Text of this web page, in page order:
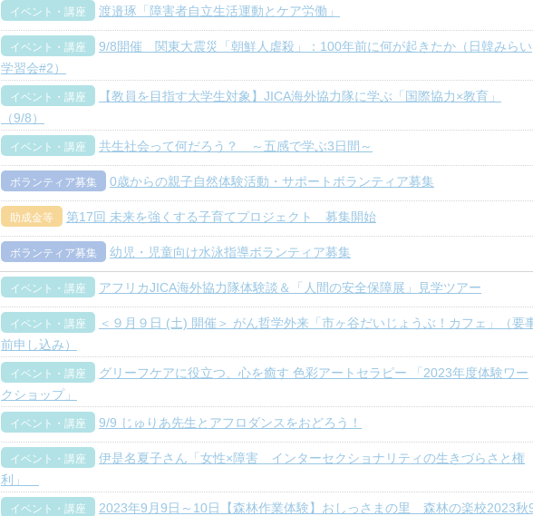
イベント・講座 渡邉琢「障害者自立生活運動とケア労働」
イベント・講座
9/8開催 関東大震災「朝鮮人虐殺」：100年前に何が起きたか（日韓みらい
学習会#2）
イベント・講座
【教員を目指す大学生対象】JICA海外協力隊に学ぶ「国際協力×教育」
（9/8）
イベント・講座 共生社会って何だろう？ ～五感で学ぶ3日間～
ボランティア募集 0歳からの親子自然体験活動・サポートボランティア募集
助成金等 第17回 未来を強くする子育てプロジェクト 募集開始
ボランティア募集 幼児・児童向け水泳指導ボランティア募集
イベント・講座 アフリカJICA海外協力隊体験談＆「人間の安全保障展」見学ツアー
イベント・講座
＜９月９日 (土) 開催＞ がん哲学外来「市ヶ谷だいじょうぶ！カフェ」（要
前申し込み）
イベント・講座
グリーフケアに役立つ、心を癒す 色彩アートセラピー 「2023年度体験ワー
クショップ」
イベント・講座 9/9 じゅりあ先生とアフロダンスをおどろう！
イベント・講座
伊是名夏子さん「女性×障害 インターセクショナリティの生きづらさと権
利」
イベント・講座
2023年9月9日～10日【森林作業体験】おしっさまの里 森林の楽校2023秋